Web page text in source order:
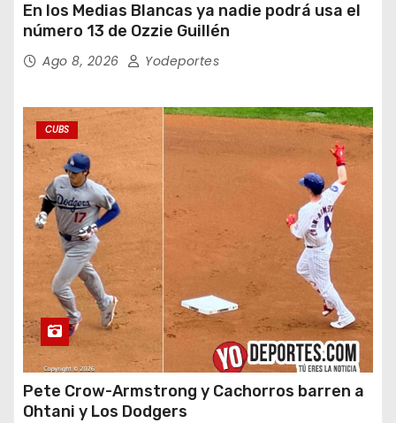
En los Medias Blancas ya nadie podrá usa el
número 13 de Ozzie Guillén
Ago 8, 2026 Yodeportes
CUBS
Pete Crow-Armstrong y Cachorros barren a
Ohtani y Los Dodgers